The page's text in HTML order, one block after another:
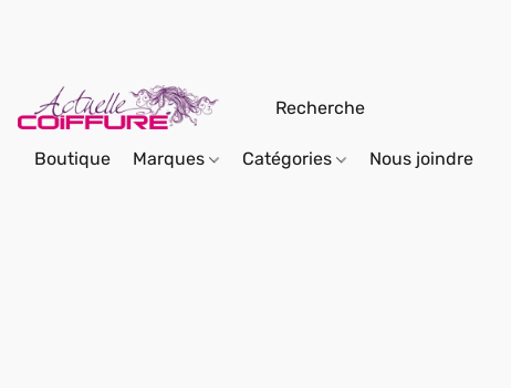
Boutique Marques Catégories Nous joindre